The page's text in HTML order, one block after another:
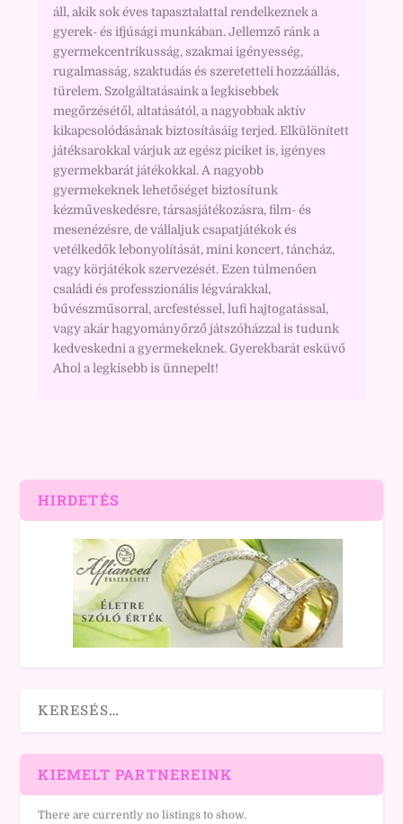
áll, akik sok éves tapasztalattal rendelkeznek a
gyerek- és ifjúsági munkában. Jellemző ránk a
gyermekcentrikusság, szakmai igényesség,
rugalmasság, szaktudás és szeretetteli hozzáállás,
türelem. Szolgáltatásaink a legkisebbek
megőrzésétől, altatásától, a nagyobbak aktív
kikapcsolódásának biztosításáig terjed. Elkülönített
játéksarokkal várjuk az egész piciket is, igényes
gyermekbarát játékokkal. A nagyobb
gyermekeknek lehetőséget biztosítunk
kézműveskedésre, társasjátékozásra, film- és
mesenézésre, de vállaljuk csapatjátékok és
vetélkedők lebonyolítását, mini koncert, táncház,
vagy körjátékok szervezését. Ezen túlmenően
családi és professzionális légvárakkal,
bűvészműsorral, arcfestéssel, lufi hajtogatással,
vagy akár hagyományőrző játszóházzal is tudunk
kedveskedni a gyermekeknek. Gyerekbarát esküvő 
Ahol a legkisebb is ünnepelt!
HIRDETÉS
KIEMELT PARTNEREINK
There are currently no listings to show.